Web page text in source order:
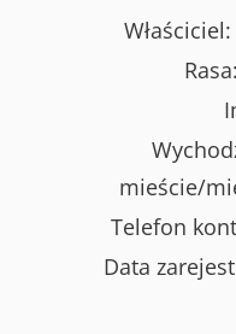
Rasa:
mieście/
Telefon
Data